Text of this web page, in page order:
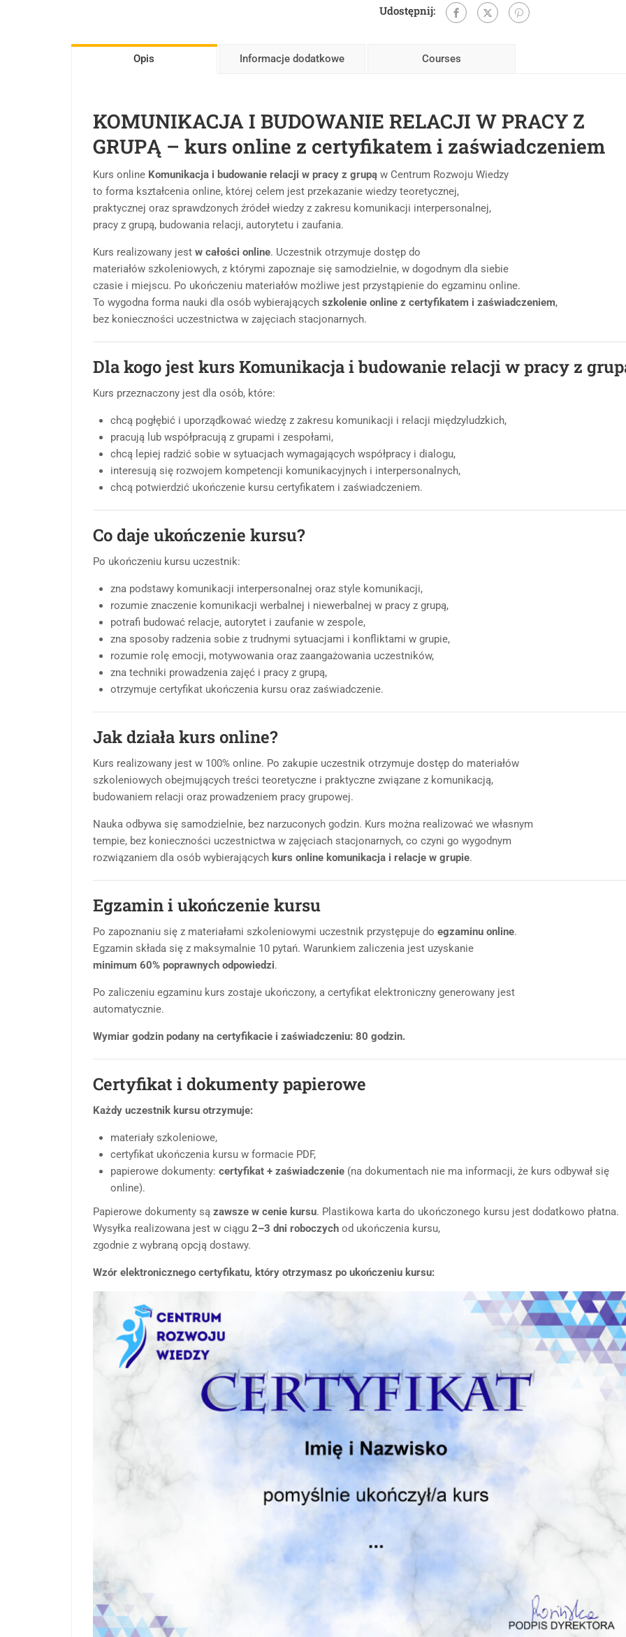
Udostępnij:
Opis Informacje dodatkowe Courses
KOMUNIKACJA I BUDOWANIE RELACJI W PRACY Z
GRUPĄ – kurs online z certyfikatem i zaświadczeniem
Kurs online Komunikacja i budowanie relacji w pracy z grupą w Centrum Rozwoju Wiedzy
to forma kształcenia online, której celem jest przekazanie wiedzy teoretycznej,
praktycznej oraz sprawdzonych źródeł wiedzy z zakresu komunikacji interpersonalnej,
pracy z grupą, budowania relacji, autorytetu i zaufania.
Kurs realizowany jest w całości online. Uczestnik otrzymuje dostęp do
materiałów szkoleniowych, z którymi zapoznaje się samodzielnie, w dogodnym dla siebie
czasie i miejscu. Po ukończeniu materiałów możliwe jest przystąpienie do egzaminu online.
To wygodna forma nauki dla osób wybierających szkolenie online z certyfikatem i zaświadczeniem,
bez konieczności uczestnictwa w zajęciach stacjonarnych.
Dla kogo jest kurs Komunikacja i budowanie relacji w pracy z
Kurs przeznaczony jest dla osób, które:
chcą pogłębić i uporządkować wiedzę z zakresu komunikacji i relacji międzyludzkich,
pracują lub współpracują z grupami i zespołami,
chcą lepiej radzić sobie w sytuacjach wymagających współpracy i dialogu,
interesują się rozwojem kompetencji komunikacyjnych i interpersonalnych,
chcą potwierdzić ukończenie kursu certyfikatem i zaświadczeniem.
Co daje ukończenie kursu?
Po ukończeniu kursu uczestnik:
zna podstawy komunikacji interpersonalnej oraz style komunikacji,
rozumie znaczenie komunikacji werbalnej i niewerbalnej w pracy z grupą,
potrafi budować relacje, autorytet i zaufanie w zespole,
zna sposoby radzenia sobie z trudnymi sytuacjami i konfliktami w grupie,
rozumie rolę emocji, motywowania oraz zaangażowania uczestników,
zna techniki prowadzenia zajęć i pracy z grupą,
otrzymuje certyfikat ukończenia kursu oraz zaświadczenie.
Jak działa kurs online?
Kurs realizowany jest w 100% online. Po zakupie uczestnik otrzymuje dostęp do materiałów
szkoleniowych obejmujących treści teoretyczne i praktyczne związane z komunikacją,
budowaniem relacji oraz prowadzeniem pracy grupowej.
Nauka odbywa się samodzielnie, bez narzuconych godzin. Kurs można realizować we własnym
tempie, bez konieczności uczestnictwa w zajęciach stacjonarnych, co czyni go wygodnym
rozwiązaniem dla osób wybierających kurs online komunikacja i relacje w grupie.
Egzamin i ukończenie kursu
Po zapoznaniu się z materiałami szkoleniowymi uczestnik przystępuje do egzaminu online.
Egzamin składa się z maksymalnie 10 pytań. Warunkiem zaliczenia jest uzyskanie
minimum 60% poprawnych odpowiedzi.
Po zaliczeniu egzaminu kurs zostaje ukończony, a certyfikat elektroniczny generowany jest
automatycznie.
Wymiar godzin podany na certyfikacie i zaświadczeniu: 80 godzin.
Certyfikat i dokumenty papierowe
Każdy uczestnik kursu otrzymuje:
materiały szkoleniowe,
certyfikat ukończenia kursu w formacie PDF,
papierowe dokumenty: certyfikat + zaświadczenie (na dokumentach nie ma informacji, że kurs odbywał się
online).
Papierowe dokumenty są zawsze w cenie kursu. Plastikowa karta do ukończonego kursu jest dodatkowo płatna.
Wysyłka realizowana jest w ciągu 2–3 dni roboczych od ukończenia kursu,
zgodnie z wybraną opcją dostawy.
Wzór elektronicznego certyfikatu, który otrzymasz po ukończeniu kursu: